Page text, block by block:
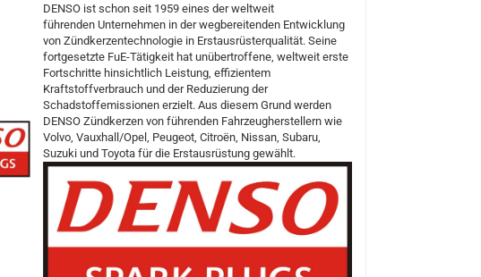
DENSO ist schon seit 1959 eines der weltweit
führenden Unternehmen in der wegbereitenden Entwicklung
von Zündkerzentechnologie in Erstausrüsterqualität. Seine
fortgesetzte FuE-Tätigkeit hat unübertroffene, weltweit erste
Fortschritte hinsichtlich Leistung, effizientem
Kraftstoffverbrauch und der Reduzierung der
Schadstoffemissionen erzielt. Aus diesem Grund werden
DENSO Zündkerzen von führenden Fahrzeugherstellern wie
Volvo, Vauxhall/Opel, Peugeot, Citroën, Nissan, Subaru,
Suzuki und Toyota für die Erstausrüstung gewählt.